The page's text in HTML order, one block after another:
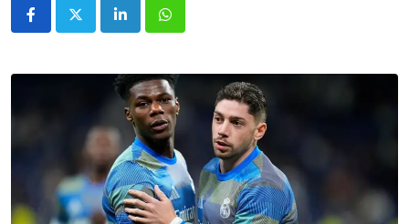
LinkedInWhatsapp